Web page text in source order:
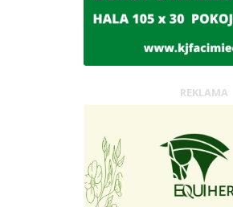
REKLAMA